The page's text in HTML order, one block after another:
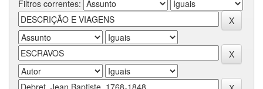
Filtros correntes: